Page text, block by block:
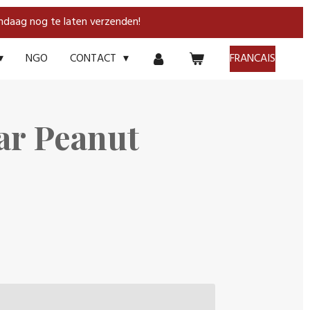
nog te laten verzenden!
NGO CONTACT FRANCAIS
Peanut